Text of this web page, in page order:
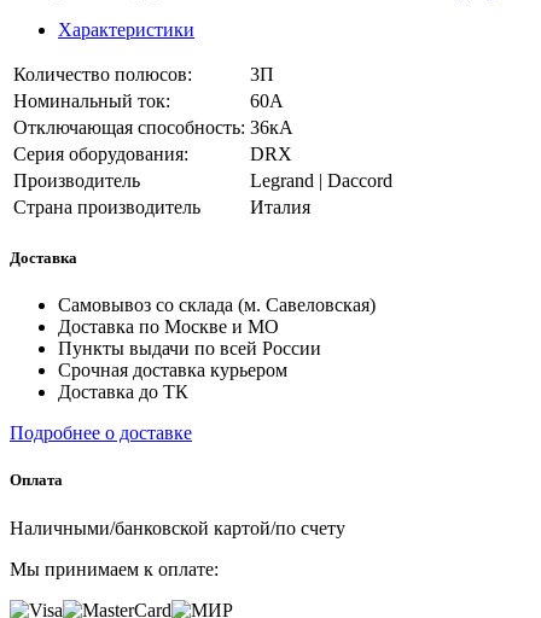
Характеристики
Количество полюсов:
3П
Номинальный ток:
60А
Отключающая способность: 36кА
Серия оборудования:
DRX
Производитель
Legrand | Daccord
Страна производитель
Италия
Доставка
Самовывоз со склада (м. Савеловская)
Доставка по Москве и МО
Пункты выдачи по всей России
Срочная доставка курьером
Доставка до ТК
Подробнее о доставке
Оплата
Наличными/банковской картой/по счету
Мы принимаем к оплате: